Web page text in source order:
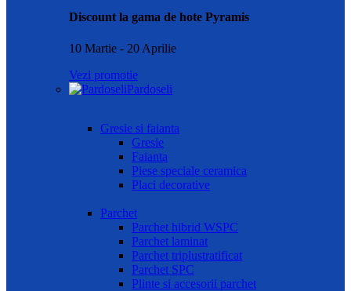
Discount la gama de hote Pyramis
10 Martie - 20 Aprilie
Vezi promotie
Pardoseli
Gresie si faianta
Gresie
Faianta
Piese speciale ceramica
Placi decorative
Parchet
Parchet hibrid WSPC
Parchet laminat
Parchet triplustratificat
Parchet SPC
Plinte si accesorii parchet